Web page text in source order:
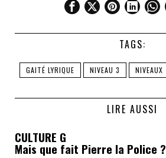
TAGS:
GAITÉ LYRIQUE NIVEAU 3 NIVEAUX
LIRE AUSSI
CULTURE G
Mais que fait Pierre la Police ?